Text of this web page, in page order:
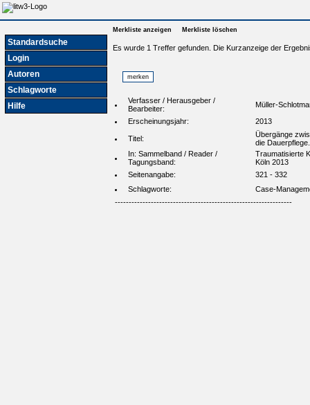
Standardsuche
Login
Autoren
Schlagworte
Hilfe
Merkliste anzeigen Merkliste löschen
Es wurde 1 Treffer gefunden. Die Kurzanzeige der
Verfasser / Herausgeber /
Bearbeiter:
Müller-
Erscheinungsjahr:
2013
Titel:
Übergänge
die Dauerpflege.
In: Sammelband / Reader /
Tagungsband:
Traumatisierte
Köln 2013
Seitenangabe:
321 - 332
Schlagworte:
Case-
----------------------------------------------------------------